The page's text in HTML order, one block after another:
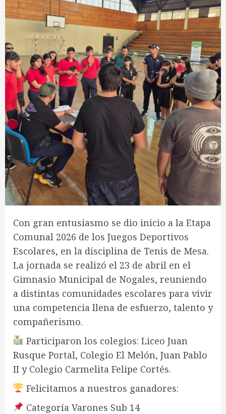
Con gran entusiasmo se dio inicio a la Etapa
Comunal 2026 de los Juegos Deportivos
Escolares, en la disciplina de Tenis de Mesa.
La jornada se realizó el 23 de abril en el
Gimnasio Municipal de Nogales, reuniendo
a distintas comunidades escolares para vivir
una competencia llena de esfuerzo, talento y
compañerismo.
Participaron los colegios: Liceo Juan
Rusque Portal, Colegio El Melón, Juan Pablo
II y Colegio Carmelita Felipe Cortés.
Felicitamos a nuestros ganadores:
Categoría Varones Sub 14